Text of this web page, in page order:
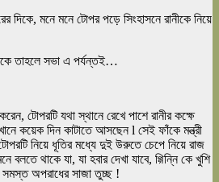
দিকে, মনে মনে টোপর পড়ে সিংহাসনে রানীকে নিয়ে
তাহলে সভা এ পর্যন্তই…
টোপরটি যথা স্থানে রেখে পাশে রানীর কক্ষে
কয়েক দিন কাটাতে আসছেন l সেই ফাঁকে মন্ত্রী
নিয়ে ধূতির মধ্যে দুই উরুতে চেপে নিয়ে রাজ
থাকে যা, যা হবার দেখা যাবে, গ্গিন্নি কে খুশি
সমস্ত অপরাধের সাজা তুচ্ছ !